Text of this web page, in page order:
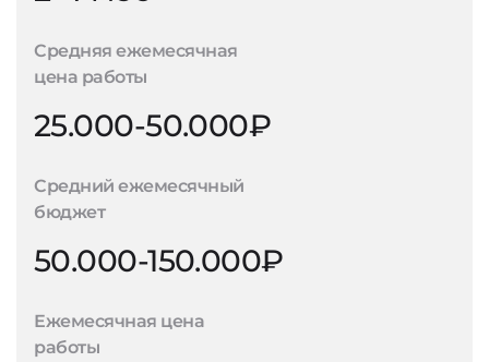
Средняя ежемесячная
цена работы
25.000-50.000₽
Средний ежемесячный
бюджет
50.000-150.000₽
Ежемесячная цена
работы